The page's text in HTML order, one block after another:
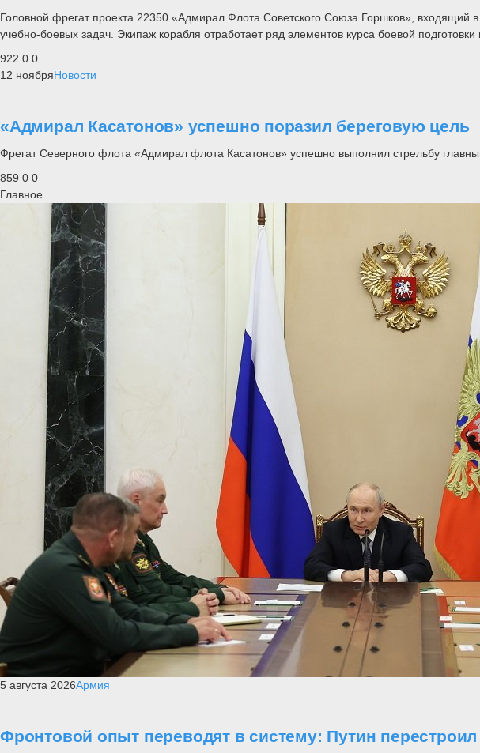
Головной фрегат проекта 22350 «Адмирал Флота Советского Союза Горшков»,
учебно-боевых задач. Экипаж корабля отработает ряд элементов курса боевой
922 0 0
12 ноябряНовости
«Адмирал Касатонов» успешно поразил береговую цель
Фрегат Северного флота «Адмирал флота Касатонов» успешно выполнил стрельбу
859 0 0
Главное
5 августа 2026Армия
Фронтовой опыт переводят в систему: Путин